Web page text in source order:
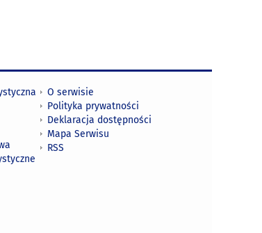
O serwisie
Polityka prywatności
Deklaracja dostępności
Mapa Serwisu
RSS